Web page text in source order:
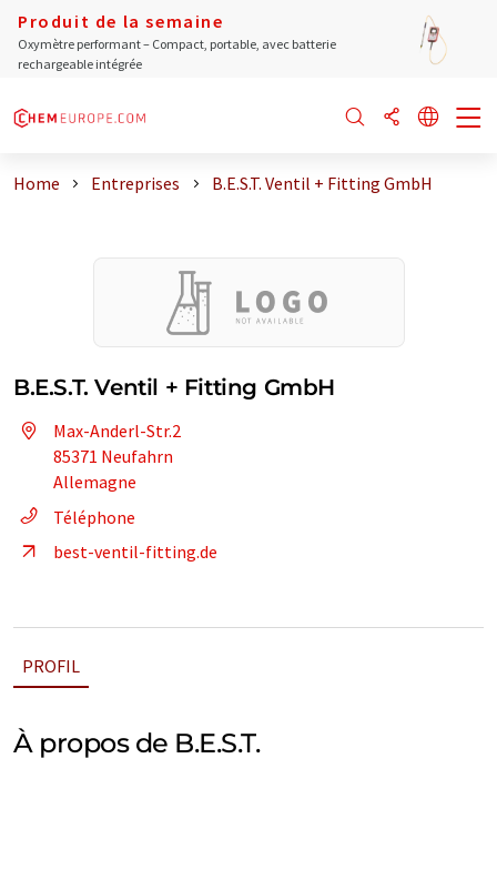
Produit de la semaine
Oxymètre performant – Compact, portable, avec batterie
rechargeable intégrée
Home Entreprises B.E.S.T. Ventil + Fitting GmbH
B.E.S.T. Ventil + Fitting GmbH
Max-Anderl-Str.2
85371 Neufahrn
Allemagne
Téléphone
best-ventil-fitting.de
PROFIL
À propos de B.E.S.T.